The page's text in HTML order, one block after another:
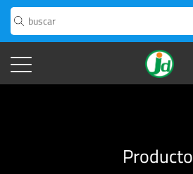
Producto